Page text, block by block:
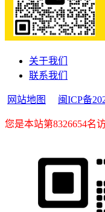
关于我们
联系我们
网站地图 闽ICP备
您是本站第8326654名